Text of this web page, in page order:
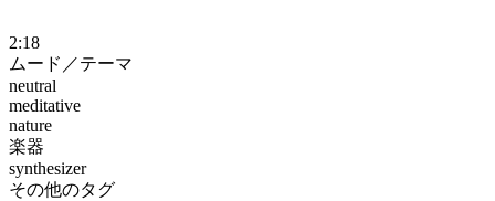
2:18
ムード／テーマ
neutral
meditative
nature
楽器
synthesizer
その他のタグ